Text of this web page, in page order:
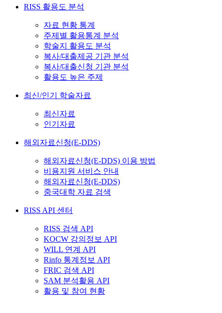
RISS 활용도 분석
자료 현황 통계
주제별 활용통계 분석
학술지 활용도 분석
복사/대출제공 기관 분석
복사/대출신청 기관 분석
활용도 높은 주제
최신/인기 학술자료
최신자료
인기자료
해외자료신청(E-DDS)
해외자료신청(E-DDS) 이용 방법
비용지원 서비스 안내
해외자료신청(E-DDS)
중국대학 자료 검색
RISS API 센터
RISS 검색 API
KOCW 강의정보 API
WILL 연계 API
Rinfo 통계정보 API
FRIC 검색 API
SAM 분석활용 API
활용 및 참여 현황